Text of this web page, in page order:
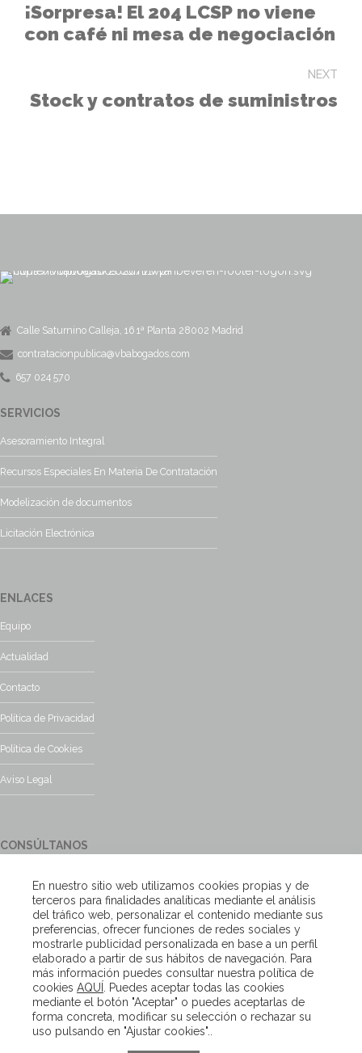
¡Sorpresa! El 204 LCSP no viene
con café ni mesa de negociación
NEXT
Stock y contratos de suministros
Calle Saturnino Calleja, 16 1ª Planta 28002 Madrid
contratacionpublica@vbabogados.com
657 024 570
SERVICIOS
Asesoramiento Integral
Recursos Especiales En Materia De Contratación
Modelización de documentos
Licitación Electrónica
ENLACES
Equipo
Actualidad
Contacto
Política de Privacidad
Política de Cookies
Aviso Legal
CONSÚLTANOS
encantados
Escríbenos
Copyright – Van Beveren 2020
En nuestro sitio web utilizamos cookies propias y de
terceros para finalidades analíticas mediante el análisis
del tráfico web, personalizar el contenido mediante sus
preferencias, ofrecer funciones de redes sociales y
mostrarle publicidad personalizada en base a un perfil
elaborado a partir de sus hábitos de navegación. Para
más información puedes consultar nuestra política de
cookies AQUÍ
. Puedes aceptar todas las cookies
mediante el botón "Aceptar" o puedes aceptarlas de
forma concreta, modificar su selección o rechazar su
uso pulsando en "Ajustar cookies"..